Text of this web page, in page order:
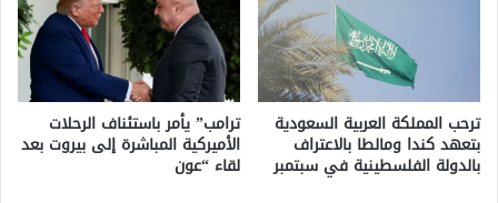
ترحب المملكة العربية السعودية
بتعهد كندا ومالطا بالاعتراف
بالدولة الفلسطينية في سبتمبر
ترامب” يأمر باستئناف الرحلات
الأميركية المباشرة إلى بيروت بعد
لقاء “عون